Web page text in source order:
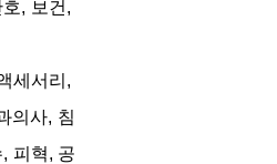
, 보건,
세서리,
의사, 침
피혁, 공